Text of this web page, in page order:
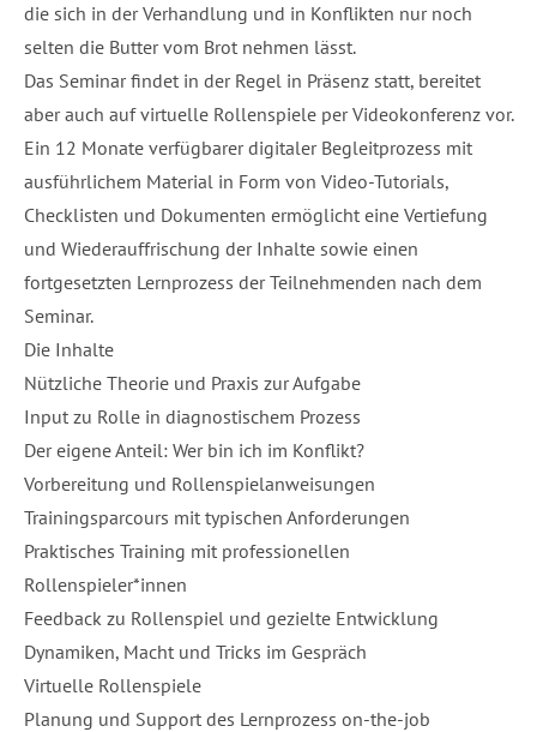
die sich in der Verhandlung und in Konflikten nur noch
selten die Butter vom Brot nehmen lässt.
Das Seminar findet in der Regel in Präsenz statt, bereitet
aber auch auf virtuelle Rollenspiele per Videokonferenz vor.
Ein 12 Monate verfügbarer digitaler Begleitprozess mit
ausführlichem Material in Form von Video-Tutorials,
Checklisten und Dokumenten ermöglicht eine Vertiefung
und Wiederauffrischung der Inhalte sowie einen
fortgesetzten Lernprozess der Teilnehmenden nach dem
Seminar.
Die Inhalte
Nützliche Theorie und Praxis zur Aufgabe
Input zu Rolle in diagnostischem Prozess
Der eigene Anteil: Wer bin ich im Konflikt?
Vorbereitung und Rollenspielanweisungen
Trainingsparcours mit typischen Anforderungen
Praktisches Training mit professionellen
Rollenspieler*innen
Feedback zu Rollenspiel und gezielte Entwicklung
Dynamiken, Macht und Tricks im Gespräch
Virtuelle Rollenspiele
Planung und Support des Lernprozess on-the-job